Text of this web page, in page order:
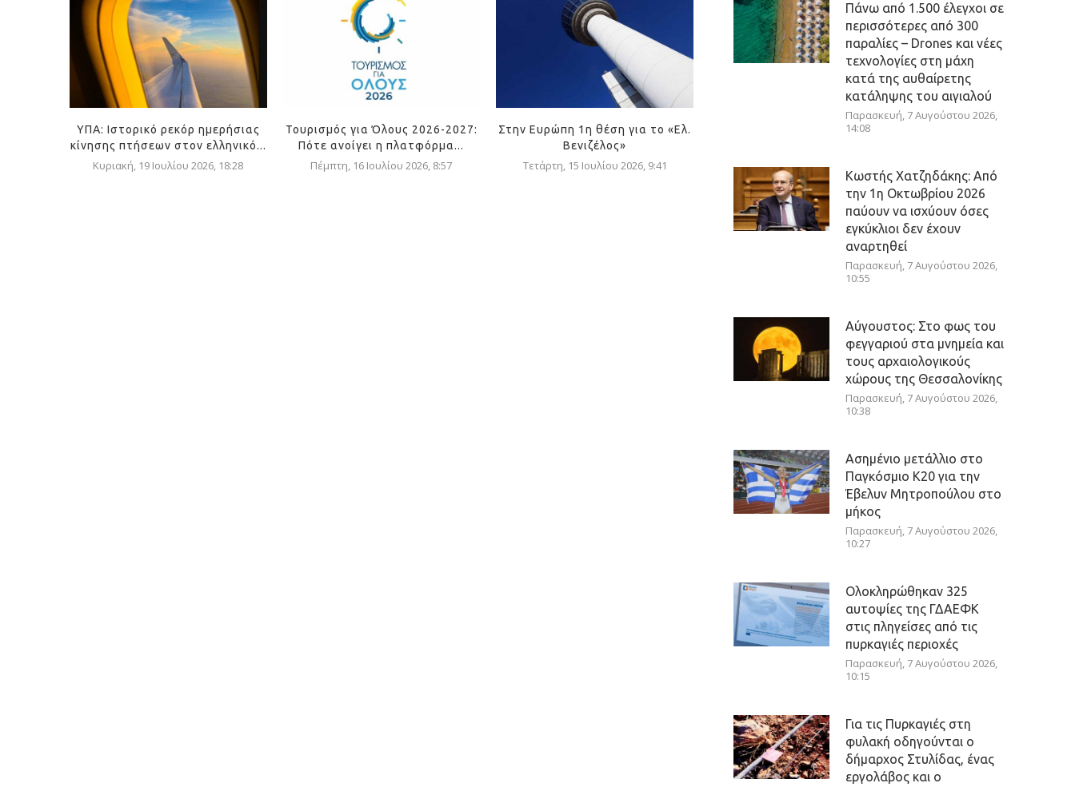
ΥΠΑ: Ιστορικό ρεκόρ ημερήσιας
κίνησης πτήσεων στον ελληνικό...
Κυριακή, 19 Ιουλίου 2026, 18:28
Τουρισμός για Όλους 2026-2027:
Πότε ανοίγει η πλατφόρμα...
Πέμπτη, 16 Ιουλίου 2026, 8:57
Στην Ευρώπη 1η θέση για το «Ελ.
Βενιζέλος»
Τετάρτη, 15 Ιουλίου 2026, 9:41
Πάνω από 1.500 έλεγχοι σε
περισσότερες από 300
παραλίες – Drones και νέες
τεχνολογίες στη μάχη
κατά της αυθαίρετης
κατάληψης του αιγιαλού
Παρασκευή, 7 Αυγούστου 2026,
14:08
Κωστής Χατζηδάκης: Από
την 1η Οκτωβρίου 2026
παύουν να ισχύουν όσες
εγκύκλιοι δεν έχουν
αναρτηθεί
Παρασκευή, 7 Αυγούστου 2026,
10:55
Αύγουστος: Στο φως του
φεγγαριού στα μνημεία και
τους αρχαιολογικούς
χώρους της Θεσσαλονίκης
Παρασκευή, 7 Αυγούστου 2026,
10:38
Ασημένιο μετάλλιο στο
Παγκόσμιο Κ20 για την
Έβελυν Μητροπούλου στο
μήκος
Παρασκευή, 7 Αυγούστου 2026,
10:27
Ολοκληρώθηκαν 325
αυτοψίες της ΓΔΑΕΦΚ
στις πληγείσες από τις
πυρκαγιές περιοχές
Παρασκευή, 7 Αυγούστου 2026,
10:15
Για τις Πυρκαγιές στη
φυλακή οδηγούνται ο
δήμαρχος Στυλίδας, ένας
εργολάβος και ο